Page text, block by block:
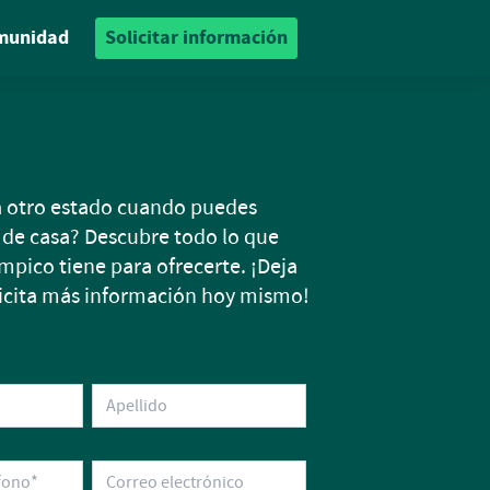
Solicitar información
otro estado cuando puedes
casa? Descubre todo lo que
tiene para ofrecerte. ¡Deja
más información hoy mismo!